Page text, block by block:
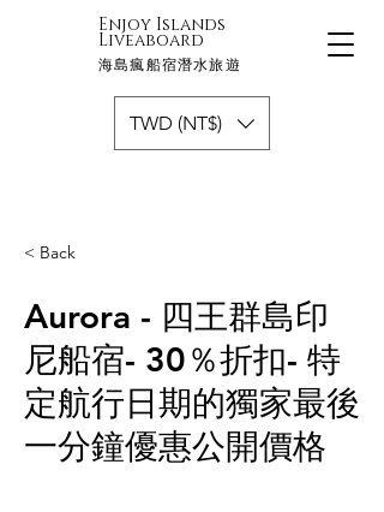
Enjoy Islands
Liveaboard
海島瘋船宿潛水旅遊
TWD (NT$)
< Back
Aurora - 四王群島印
尼船宿- 30％折扣- 特
定航行日期的獨家最後
一分鐘優惠公開價格